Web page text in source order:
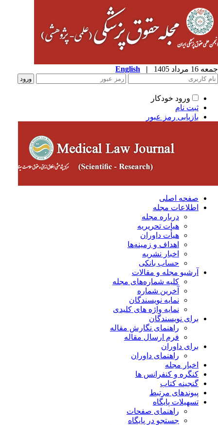
مرداد 1405 |
English
ورود خودکار
ثبت نام
بازیابی رمز عبور
صفحه اصلی
اطلاعات مجله
درباره مجله
هیات تحریریه
هیأت داوران
اهداف و زمینه‌ها
اخبار نشریه
حساب بانکی
آرشیو مجله و مقالات
کلیه شماره‌های مجله
آخرین شماره
نمایه نویسندگان
نمایه واژه های کلیدی
برای نویسندگان
راهنمای نگارش مقاله
فرم ارسال مقاله
برای داوران
راهنمای داوران
اخبار مجله
کنگره و کنفرانس ها
گنجینه کتاب
پیوندهای مرتبط
تسهیلات پایگاه
راهنمای صفحات
جستجو در پایگاه